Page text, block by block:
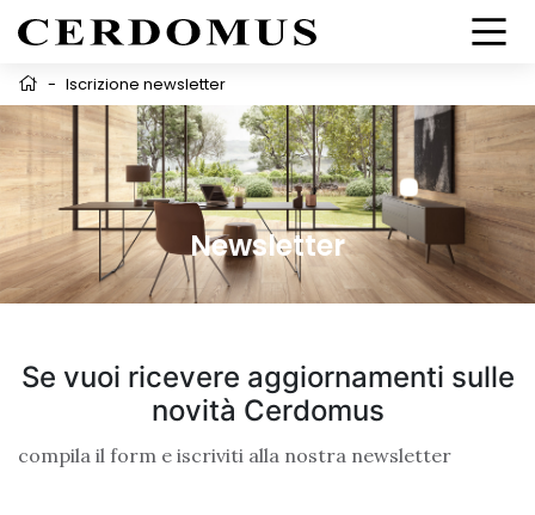
- Iscrizione newsletter
Newsletter
Se vuoi ricevere aggiornamenti sulle
novità Cerdomus
compila il form e iscriviti alla nostra newsletter